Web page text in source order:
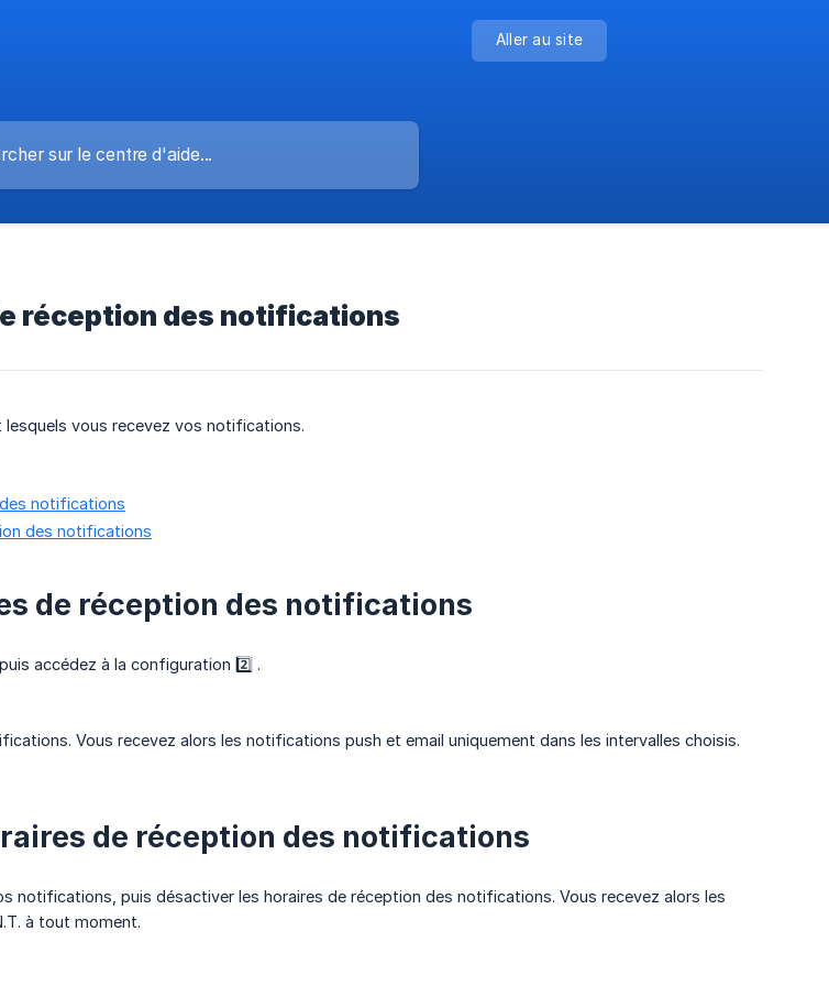
Aller au site
réception des notifications
vous recevez vos notifications.
notifications
des notifications
de réception des notifications
accédez à la configuration 2️⃣ .
Vous recevez alors les notifications push et email uniquement dans les intervalles choisis.
de réception des notifications
notifications, puis désactiver les horaires de réception des notifications. Vous recevez alors les
à tout moment.